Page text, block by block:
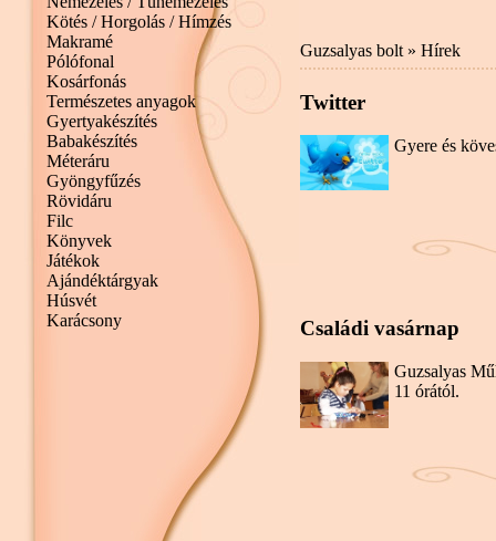
Guzsalyas bolt» Hírek
Twitter
Gyere és
Családi vasárnap
Guzsalyas
11 órától.
Kötés / Horgolás / Hímzés
Makramé
Pólófonal
Kosárfonás
Természetes anyagok
Gyertyakészítés
Babakészítés
Méteráru
Gyöngyfűzés
Rövidáru
Filc
Könyvek
Játékok
Ajándéktárgyak
Húsvét
Karácsony